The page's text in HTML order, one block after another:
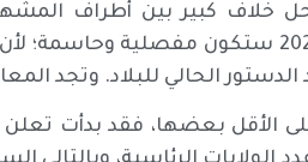
خلاف كبير بين أطراف
انتخابات رئاسية عام 2029 ستكون
الحالي للبلاد. وتجد
على الأقل بعضها، فقد بدأت